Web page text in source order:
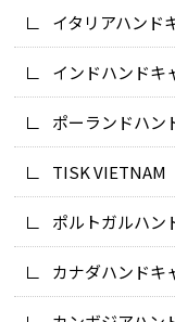
イタリアハンド
インドハンドキ
ポーランドハン
TISK VIETNAM
ポルトガルハン
カナダハンドキ